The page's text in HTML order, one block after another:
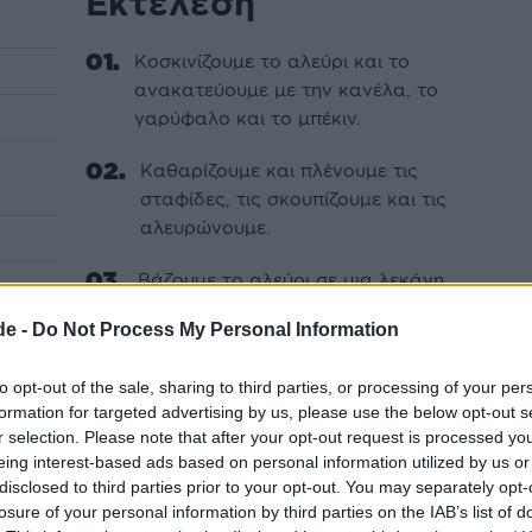
- Do Not Process My Personal Information
opt-out of the sale, sharing to third parties, or processing of your
for targeted advertising by us, please use the below opt-out
selection. Please note that after your opt-out request is processed
interest-based ads based on personal information utilized by us
to third parties prior to your opt-out. You may separately
of your personal information by third parties on the IAB’s list of
Κοσκινίζουµε το αλεύρι και το
ανακατεύουµε µε την κανέλα, το
γαρύφαλο και το µπέκιν.
Καθαρίζουµε και πλένουµε τις
σταφίδες, τις σκουπίζουµε και τις
αλευρώνουµε.
Βάζουµε το αλεύρι σε µια λεκάνη
µέχρι να ανακατευτεί καλά.
Κάνουµε µια λακουβίτσα στην µέση
και ρίχνουµε τη ζάχαρη, το νερό, τη
σόδα λιωµένη µέσα στο κονιάκ, το
ξύσµα λεµονιού, τις σταφίδες και
τέλος τα καρύδια.